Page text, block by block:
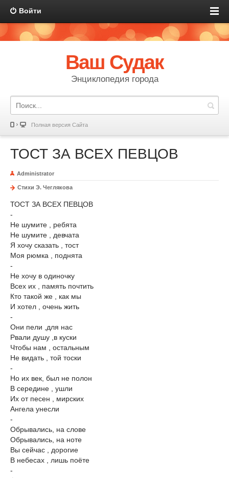
Войти
Ваш Судак
Энциклопедия города
Полная версия Сайта
ТОСТ ЗА ВСЕХ ПЕВЦОВ
Administrator
Стихи Э. Чеглякова
ТОСТ ЗА ВСЕХ ПЕВЦОВ
-
Не шумите , ребята
Не шумите , девчата
Я хочу сказать , тост
Моя рюмка , поднята
-
Не хочу в одиночку
Всех их , память почтить
Кто такой же , как мы
И хотел , очень жить
-
Они пели ,для нас
Рвали душу ,в куски
Чтобы нам , остальным
Не видать , той тоски
-
Но их век, был не полон
В середине , ушли
Их от песен , мирских
Ангела унесли
-
Обрывались, на слове
Обрывались, на ноте
Вы сейчас , дорогие
В небесах , лишь поёте
-